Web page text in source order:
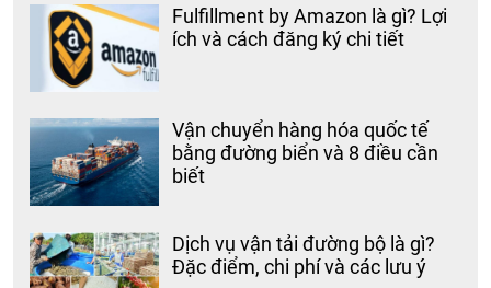
Fulfillment by Amazon là gì? Lợi
ích và cách đăng ký chi tiết
Vận chuyển hàng hóa quốc tế
bằng đường biển và 8 điều cần
biết
Dịch vụ vận tải đường bộ là gì?
Đặc điểm, chi phí và các lưu ý